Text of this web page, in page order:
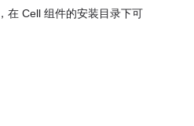
在 Cell 组件的安装目录下可